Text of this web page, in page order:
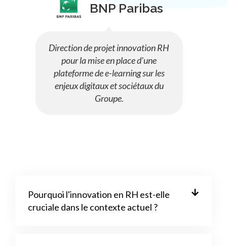
Direction de projet innovation RH
pour la mise en place d'une
plateforme de e-learning sur les
enjeux digitaux et sociétaux du
Groupe.
BNP Paribas
Pourquoi l'innovation en RH est-elle
cruciale dans le contexte actuel ?